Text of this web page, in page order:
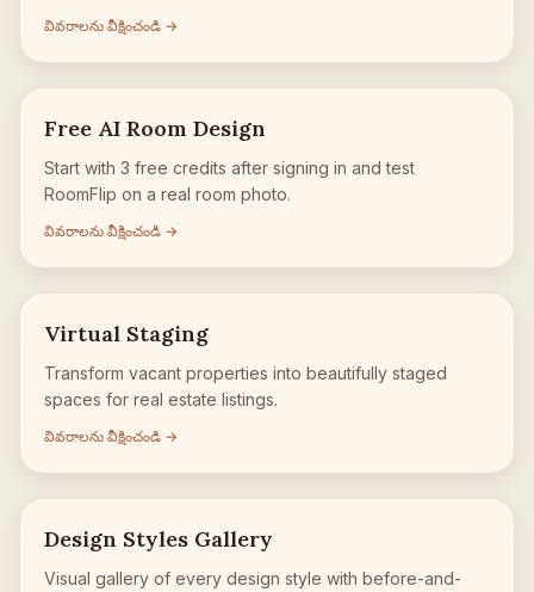
వివరాలను వీక్షించండి →
Free AI Room Design
Start with 3 free credits after signing in and test
RoomFlip on a real room photo.
వివరాలను వీక్షించండి →
Virtual Staging
Transform vacant properties into beautifully staged
spaces for real estate listings.
వివరాలను వీక్షించండి →
Design Styles Gallery
Visual gallery of every design style with before-and-